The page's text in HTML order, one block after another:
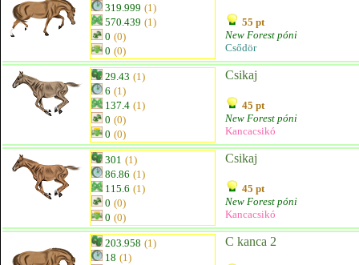
319.999 (1)
570.439 (1)
0 (0)
0 (0)
55 pt
New Forest póni
Csődör
29.43 (1)
6 (1)
137.4 (1)
0 (0)
0 (0)
Csikaj
45 pt
New Forest póni
Kancacsikó
301 (1)
86.86 (1)
115.6 (1)
0 (0)
0 (0)
Csikaj
45 pt
New Forest póni
Kancacsikó
203.958 (1)
18 (1)
C kanca 2